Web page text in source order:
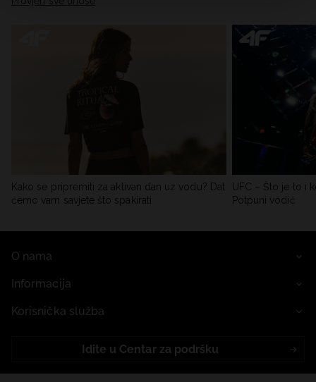
Kako se pripremiti za aktivan dan uz vodu? Dat
ćemo vam savjete što spakirati
UFC – Što je to i
Potpuni vodič
O nama
Informacija
Korisnička služba
Idite u Centar za podršku